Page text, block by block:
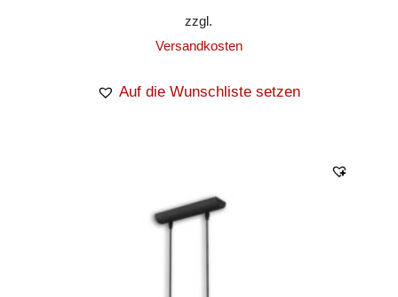
zzgl.
Versandkosten
Auf die Wunschliste setzen